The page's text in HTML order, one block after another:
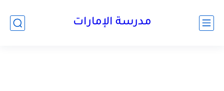
مدرسة الإمارات